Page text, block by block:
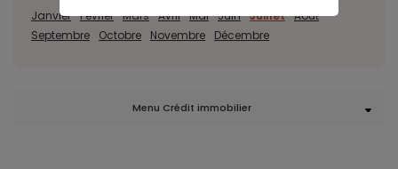
Janvier Février Mars Avril Mai Juin Juillet Août
Septembre
Octobre Novembre Décembre
Menu Crédit immobilier